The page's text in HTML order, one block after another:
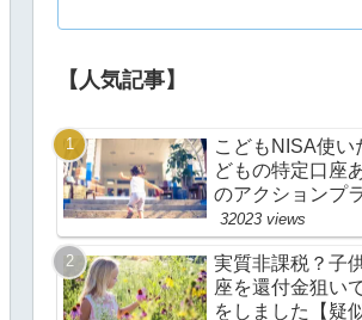
【人気記事】
こどもNISA使い
どもの特定口座
のアクションプ
32023 views
実質非課税？子
座を還付金狙い
をしました【疑